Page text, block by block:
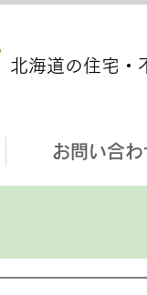
北海道の住宅・
お問い合わ